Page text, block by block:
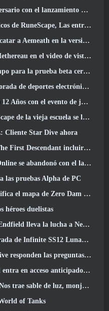
lanzamiento de Lunaria SS12 hoy
para RuneFest están a punto de salir a la venta
versión de Wuthering Waves 3.3 Actualizar
del juego de lanzamiento de Neverness To Everness
para la prueba beta cerrada
electrónicos de 200.000 dólares
evento de juegos robóticos marcianos
la vieja escuela se lanza hoy
Cliente Star Dive ahora
versión Beta del nuevo contenido del juego final
de la actualización Radiant Wilds hoy
las pruebas Alpha de PC
y amplía la jugabilidad de operaciones
héroes duelistas
lleva la lucha a Nefarith
es una de las "mayores adiciones" al juego
los jugadores en una transmisión en vivo sorpresa
Pero no sin algunos problemas
El baterista pionero y un emanador de euforia
of Tanks